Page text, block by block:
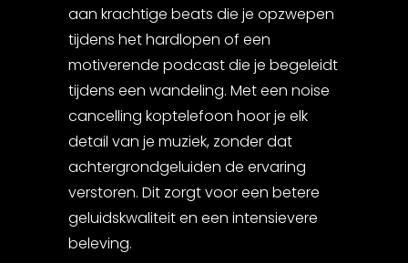
aan krachtige beats die je opzwepen
tijdens het hardlopen of een
motiverende podcast die je begeleidt
tijdens een wandeling. Met een noise
cancelling koptelefoon hoor je elk
detail van je muziek, zonder dat
achtergrondgeluiden de ervaring
verstoren. Dit zorgt voor een betere
geluidskwaliteit en een intensievere
beleving.